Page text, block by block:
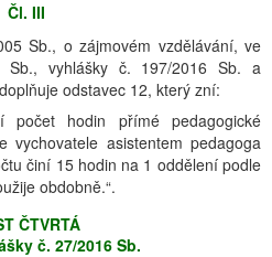
Čl. III
Sb., o zájmovém vzdělávání, ve
Sb., vyhlášky č. 197/2016 Sb. a
odstavec 12, který zní:
počet hodin přímé pedagogické
vychovatele asistentem pedagoga
činí 15 hodin na 1 oddělení podle
obdobně.“.
ČTVRTÁ
č. 27/2016 Sb.